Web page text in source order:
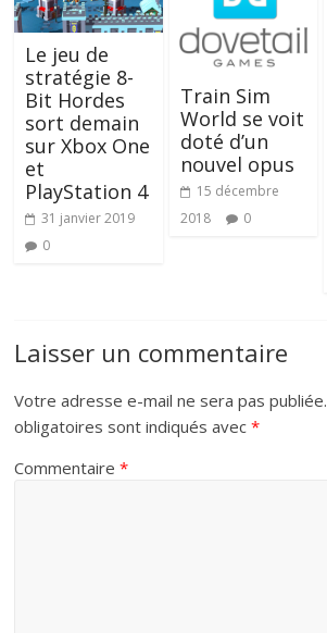
Le jeu de
stratégie 8-
Bit Hordes
sort demain
sur Xbox One
et
PlayStation 4
31 janvier 2019
0
Train Sim
World se voit
doté d’un
nouvel opus
15 décembre
2018
0
Laisser un commentaire
Votre adresse e-mail ne sera pas publiée.
obligatoires sont indiqués avec*
Commentaire*